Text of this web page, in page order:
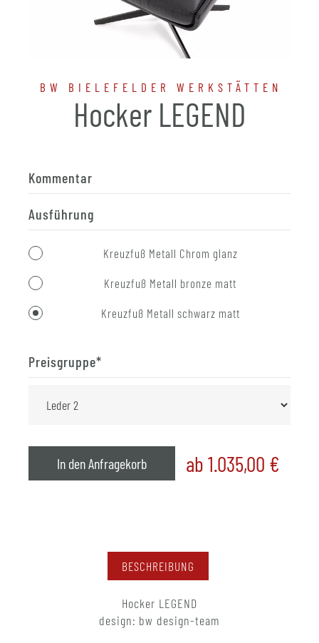
BW BIELEFELDER WERKSTÄTTEN
Hocker LEGEND
Kommentar
Ausführung
Kreuzfuß Metall Chrom glanz
Kreuzfuß Metall bronze matt
Kreuzfuß Metall schwarz matt
Preisgruppe*
In den Anfragekorb ab 1.035,00 €
BESCHREIBUNG
Hocker LEGEND
design: bw design-team